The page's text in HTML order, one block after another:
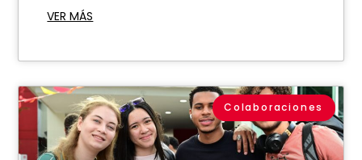
VER MÁS
Colaboraciones